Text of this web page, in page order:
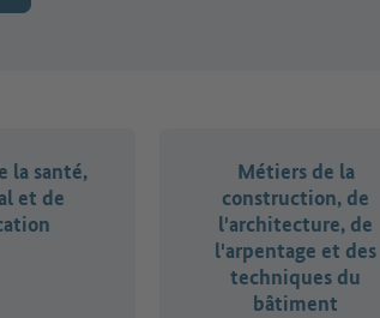
la santé,
et de
Métiers de la
construction, de
l'architecture, de
l'arpentage et des
techniques du
bâtiment